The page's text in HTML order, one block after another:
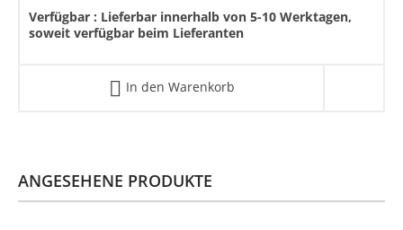
Verfügbar : Lieferbar innerhalb von 5-10 Werktagen,
soweit verfügbar beim Lieferanten
In den Warenkorb
ANGESEHENE PRODUKTE